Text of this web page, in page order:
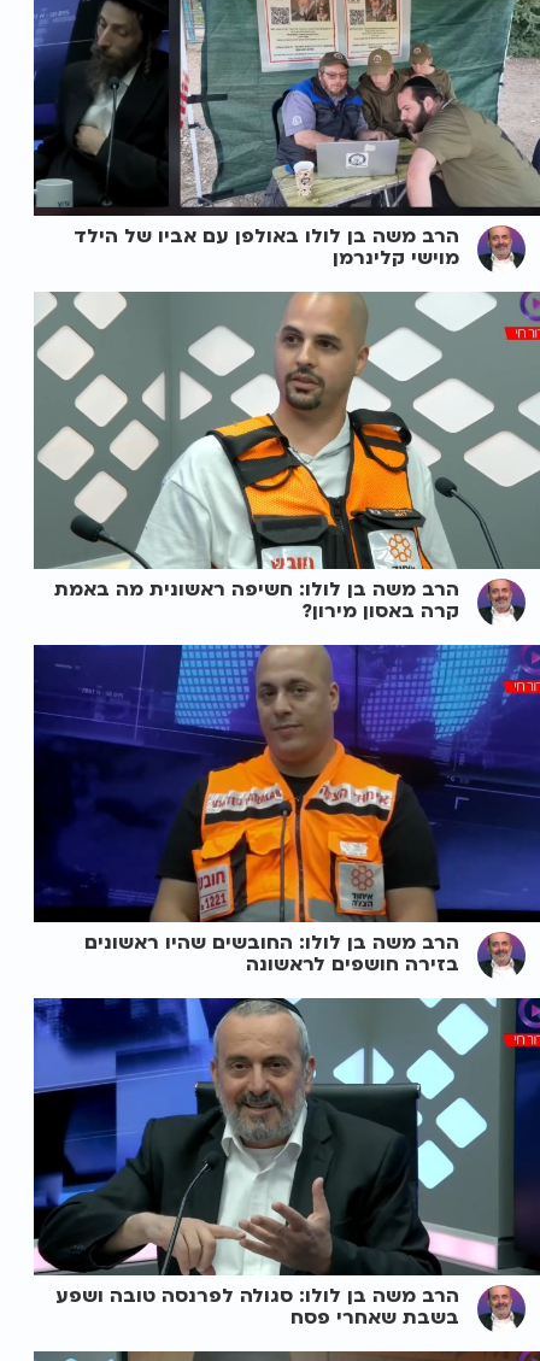
הרב משה בן לולו באולפן עם אביו של הילד
מוישי קלינרמן
הרב משה בן לולו: חשיפה ראשונית מה באמת
קרה באסון מירון?
הרב משה בן לולו: החובשים שהיו ראשונים
בזירה חושפים לראשונה
הרב משה בן לולו: סגולה לפרנסה טובה ושפע
בשבת שאחרי פסח